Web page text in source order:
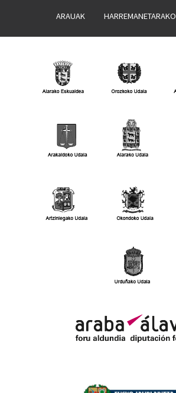
ARAUAK HARREMANETARAKO